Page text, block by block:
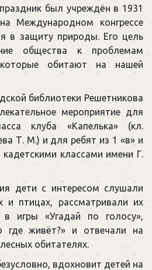
был учреждён в 1931
Международном конгрессе
в защиту природы. Его цель
общества к проблемам
обитают на нашей
библиотеки Решетникова
мероприятие для
клуба «Капелька» (кл.
Т. М.) и для ребят из 1 «в» и
классами имени Г.
дети с интересом слушали
и птицах, рассматривали их
в игры «Угадай по голосу»,
где живёт?» и отвечали на
обитателях.
вдохновит детей на